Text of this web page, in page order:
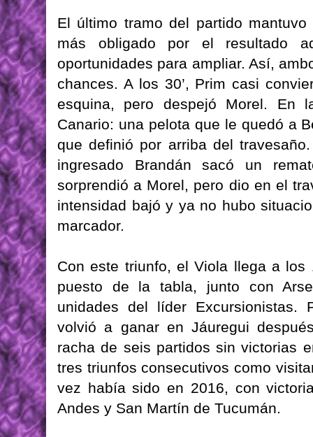
El último tramo del partido
más obligado por el resultado
oportunidades para ampliar. Así,
chances. A los 30’, Prim casi
esquina, pero despejó Morel. En
Canario: una pelota que le quedó a
que definió por arriba del
ingresado Brandán sacó un
sorprendió a Morel, pero dio en el
intensidad bajó y ya no hubo
marcador.
Con este triunfo, el Viola llega a
puesto de la tabla, junto con
unidades del líder Excursionistas.
volvió a ganar en Jáuregui
racha de seis partidos sin victorias
tres triunfos consecutivos como
vez había sido en 2016, con
Andes y San Martín de Tucumán.